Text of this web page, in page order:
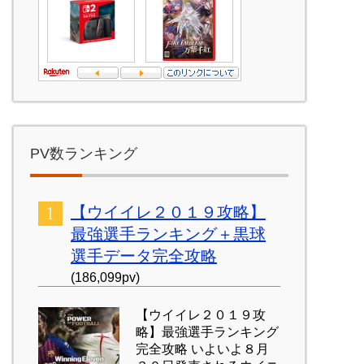
PV数ランキング
【ウイイレ２０１９攻略】
最強選手ランキング＋黒球
選手データ完全攻略
(186,099pv)
【ウイイレ２０１９攻
略】最強選手ランキング
完全攻略 いよいよ８月